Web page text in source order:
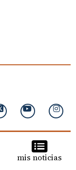
mis noticias